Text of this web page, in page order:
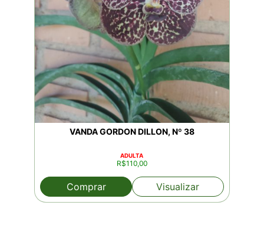
VANDA GORDON DILLON, Nº 38
ADULTA
R$110,00
Comprar Visualizar